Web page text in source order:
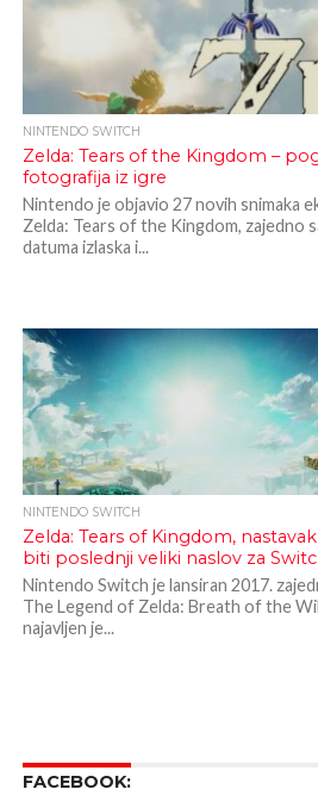
NINTENDO SWITCH
Zelda: Tears of the Kingdom –
fotografija iz igre
Nintendo je objavio 27 novih snimaka
Zelda: Tears of the Kingdom, zajedno
datuma izlaska i...
NINTENDO SWITCH
Zelda: Tears of Kingdom,
biti poslednji veliki naslov za
Nintendo Switch je lansiran 2017.
The Legend of Zelda: Breath of the
najavljen je...
FACEBOOK: